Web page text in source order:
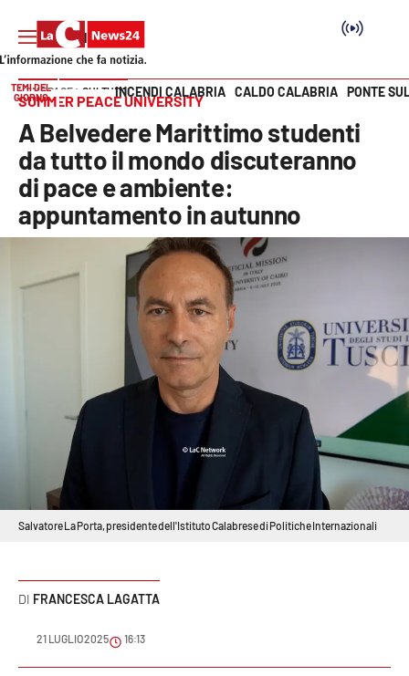
SEZIONI
Cronaca
Politica
Attualità
Economia e lavoro
Sanità
Sport
Cultura
Meteo
Vai
TEMI DEL
GIORNO
INCENDI CALABRIA CALDO CALABRIA PONTE
HOME PAGE CULTURA
SUMMER PEACE UNIVERSITY
A Belvedere Marittimo studenti
da tutto il mondo discuteranno
di pace e ambiente:
appuntamento in autunno
Salvatore La Porta, presidente dell'Istituto Calabrese di Politiche Internazionali
FRANCESCA LAGATTA
21 LUGLIO 2025 16:13